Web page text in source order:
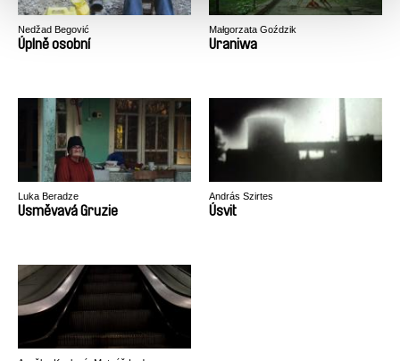
Nedžad Begović
Úplně osobní
Małgorzata Goździk
Uraniwa
Luka Beradze
Usměvavá Gruzie
András Szirtes
Úsvit